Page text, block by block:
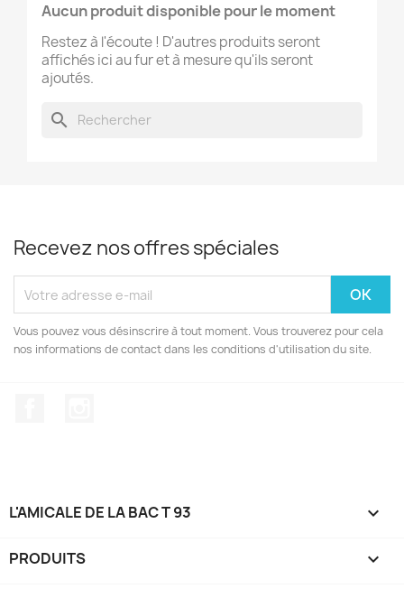
Aucun produit disponible pour le moment
Restez à l'écoute ! D'autres produits seront
affichés ici au fur et à mesure qu'ils seront
ajoutés.
search
Recevez nos offres spéciales
Vous pouvez vous désinscrire à tout moment. Vous trouverez pour cela
nos informations de contact dans les conditions d'utilisation du site.
L'AMICALE DE LA BAC T 93 
PRODUITS 